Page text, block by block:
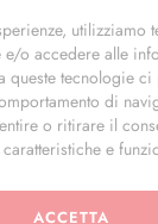
utilizziamo
o accedere alle
queste tecnologie ci
di
o ritirare il
e
ACCETTA